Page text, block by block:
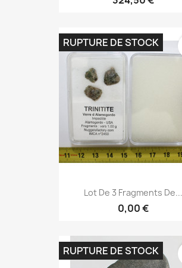
Lot De 3 Fragments De...
0,00 €
RUPTURE DE STOCK
RUPTURE DE STOCK